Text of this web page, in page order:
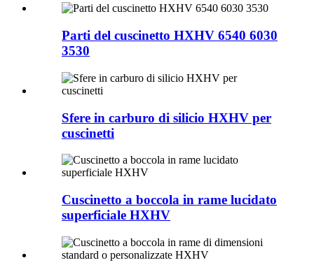
Parti del cuscinetto HXHV 6540 6030
3530
Sfere in carburo di silicio HXHV per
cuscinetti
Cuscinetto a boccola in rame lucidato
superficiale HXHV